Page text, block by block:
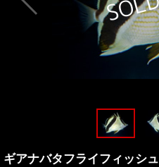
ギアナバタフライフィッシュ